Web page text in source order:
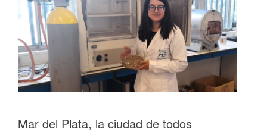
Mar del Plata, la ciudad de todos